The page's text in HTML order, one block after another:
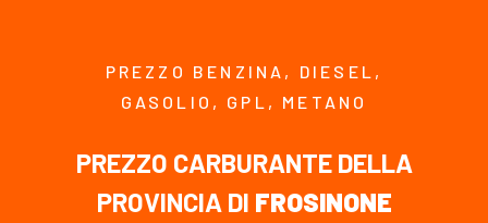
PREZZO BENZINA, DIESEL,
GASOLIO, GPL, METANO
PREZZO CARBURANTE DELLA
PROVINCIA DI FROSINONE